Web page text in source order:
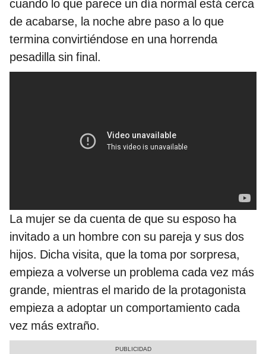
cuando lo que parece un día normal está cerca
de acabarse, la noche abre paso a lo que
termina convirtiéndose en una horrenda
pesadilla sin final.
La mujer se da cuenta de que su esposo ha
invitado a un hombre con su pareja y sus dos
hijos. Dicha visita, que la toma por sorpresa,
empieza a volverse un problema cada vez más
grande, mientras el marido de la protagonista
empieza a adoptar un comportamiento cada
vez más extraño.